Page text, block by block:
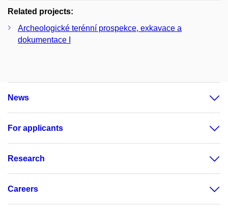
Related projects:
Archeologické terénní prospekce, exkavace a
dokumentace I
News
For applicants
Research
Careers